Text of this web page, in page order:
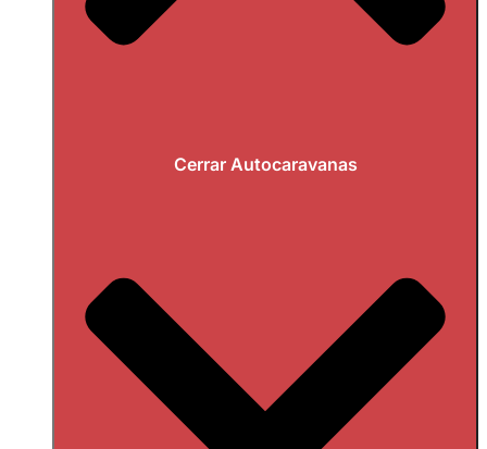
Cerrar Autocaravanas